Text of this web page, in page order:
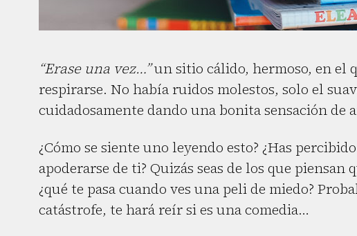
“Erase una vez…”un sitio cálido, hermoso, en el
respirarse. No había ruidos molestos, solo el
cuidadosamente dando una bonita sensación de
¿Cómo se siente uno leyendo esto? ¿Has
apoderarse de ti? Quizás seas de los que
¿qué te pasa cuando ves una peli de miedo?
catástrofe, te hará reír si es una comedia…